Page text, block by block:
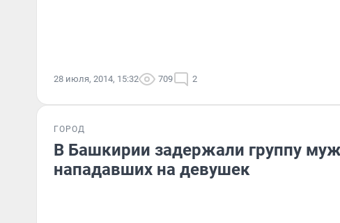
28 июля, 2014, 15:32 709 2
ГОРОД
В Башкирии задержали группу
нападавших на девушек